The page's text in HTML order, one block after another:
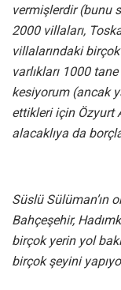
vermişlerdir (bunu
2000 villaları,
villalarındakibirçok
varlıkları 1000
kesiyorum (ancak
ettikleri için Özyurt
alacaklıya da
Süslü Sülüman’ın
Bahçeşehir,
birçok yerin yol
birçok şeyini